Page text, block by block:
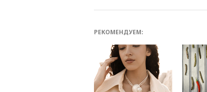
РЕКОМЕНДУЕМ: